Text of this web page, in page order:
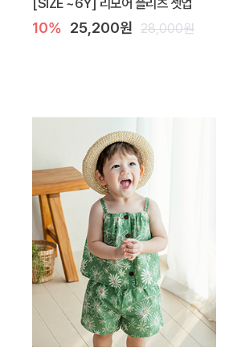
10% 25,200원 28,000원